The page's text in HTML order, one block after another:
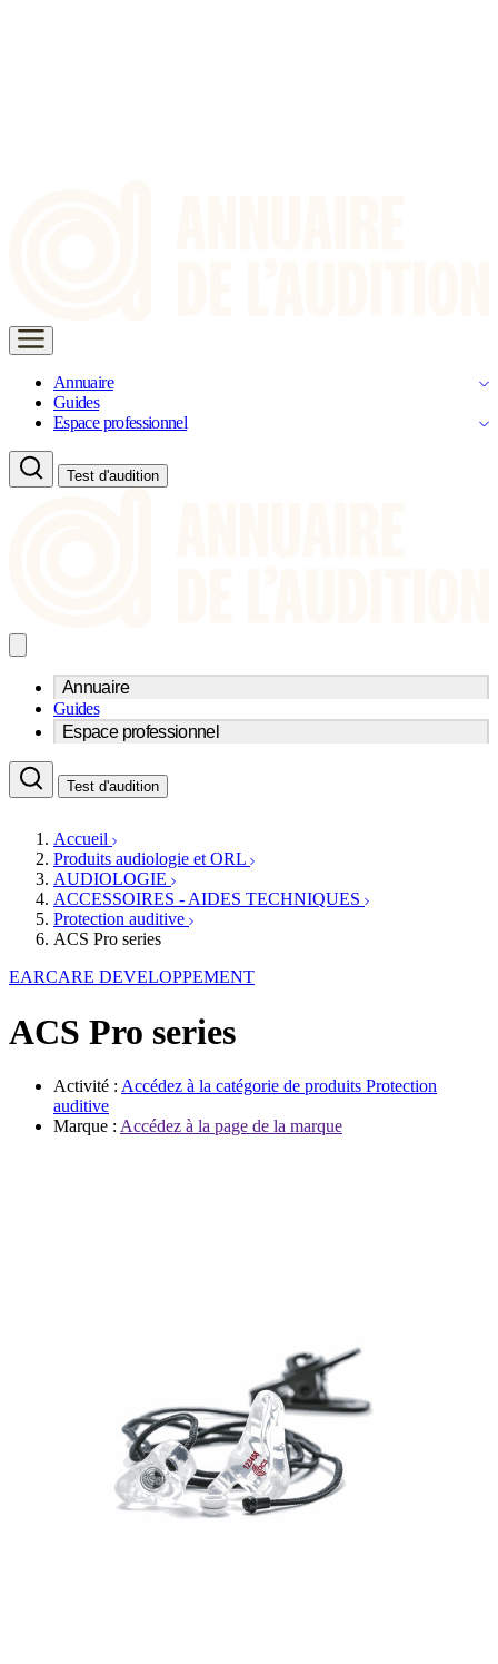
Annuaire
Guides
Espace professionnel
Test d'audition
Annuaire
Trouvez un professionnel de l'audition
Centre d'audioprothèse
Médecins ORL & Phoniatres
Écoles spécialisées
Fournisseurs
Associations
Guides
Espace professionnel
Acteurs et services
Fournisseurs
Services ORL
Orthophonistes
Formations et écoles
Organismes / Syndicats
Produits
Ressources
Actualités
AuditionTV
Test d'audition
Accueil
Produits audiologie et ORL
AUDIOLOGIE
ACCESSOIRES - AIDES TECHNIQUES
Protection auditive
ACS Pro series
EARCARE DEVELOPPEMENT
ACS Pro series
Activité : Accédez à la catégorie de produits Protection
auditive
Marque : Accédez à la page de la marque